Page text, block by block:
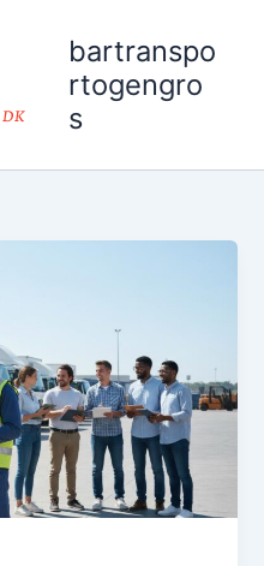
bartranspo
rtogengro
s